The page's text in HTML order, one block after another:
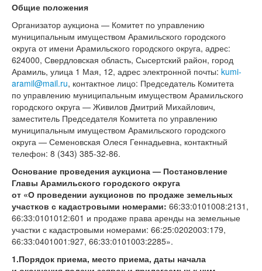
Общие положения
Организатор аукциона — Комитет по управлению
муниципальным имуществом Арамильского городского
округа от имени Арамильского городского округа, адрес:
624000, Свердловская область, Сысертский район, город
Арамиль, улица 1 Мая, 12, адрес электронной почты: kumi-
aramil@mail.ru, контактное лицо: Председатель Комитета
по управлению муниципальным имуществом Арамильского
городского округа — Живилов Дмитрий Михайлович,
заместитель Председателя Комитета по управлению
муниципальным имуществом Арамильского городского
округа — Семеновская Олеся Геннадьевна, контактный
телефон: 8 (343) 385-32-86.
Основание проведения аукциона — Постановление
Главы Арамильского городского округа
от «О проведении аукционов по продаже земельных
участков с кадастровыми номерами: 66:33:0101008:2131,
66:33:0101012:601 и продаже права аренды на земельные
участки с кадастровыми номерами: 66:25:0202003:179,
66:33:0401001:927, 66:33:0101003:2285».
1.Порядок приема, место приема, даты начала